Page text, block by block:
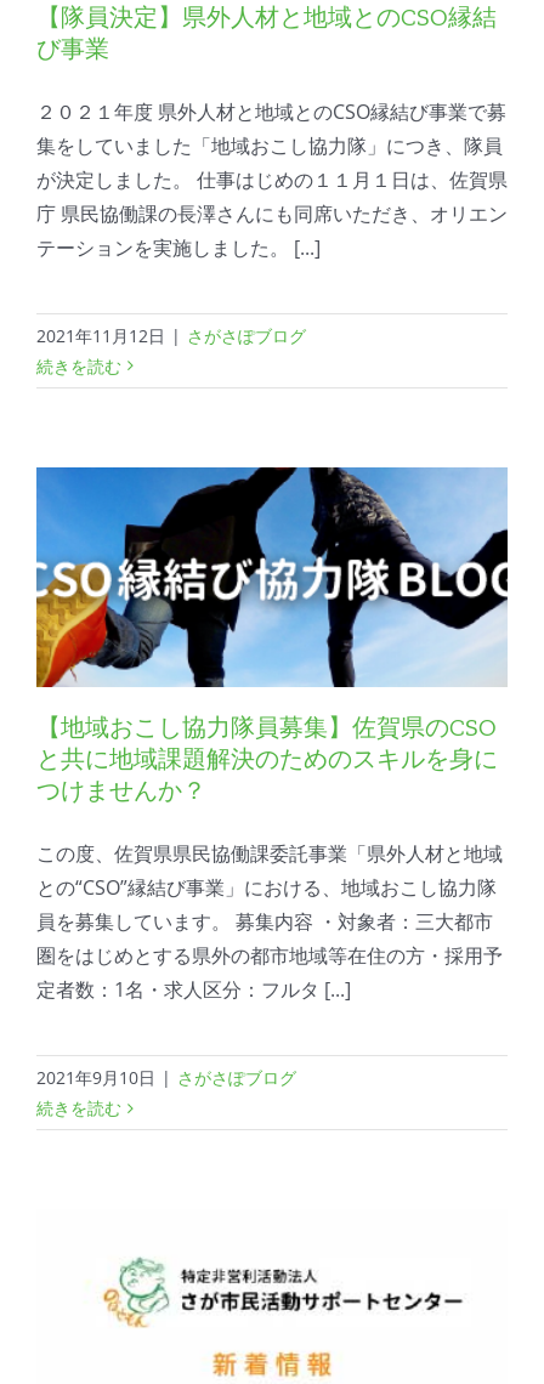
【隊員決定】県外人材と地域とのCSO縁結
び事業
２０２１年度 県外人材と地域とのCSO縁結び事業で募
集をしていました「地域おこし協力隊」につき、隊員
が決定しました。 仕事はじめの１１月１日は、佐賀県
庁 県民協働課の長澤さんにも同席いただき、オリエン
テーションを実施しました。 [...]
2021年11月12日 | さがさぽブログ
続きを読む
【地域おこし協力隊員募集】佐賀県のCSO
と共に地域課題解決のためのスキルを身に
つけませんか？
この度、佐賀県県民協働課委託事業「県外人材と地域
との“CSO”縁結び事業」における、地域おこし協力隊
員を募集しています。 募集内容 ・対象者：三大都市
圏をはじめとする県外の都市地域等在住の方・採用予
定者数：1名・求人区分：フルタ [...]
2021年9月10日 | さがさぽブログ
続きを読む